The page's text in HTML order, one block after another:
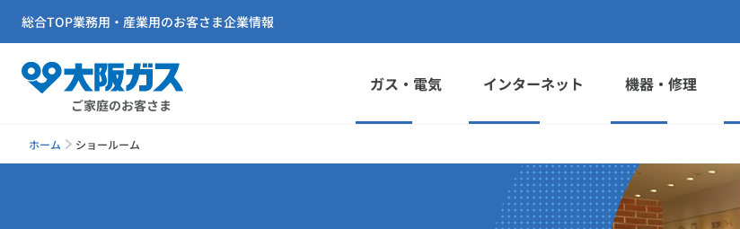
ご家庭のお客さま
ガス・電気 インターネット 機器・修理
総合TOP業務用・産業用のお客さま企業情報
ホーム ショールーム